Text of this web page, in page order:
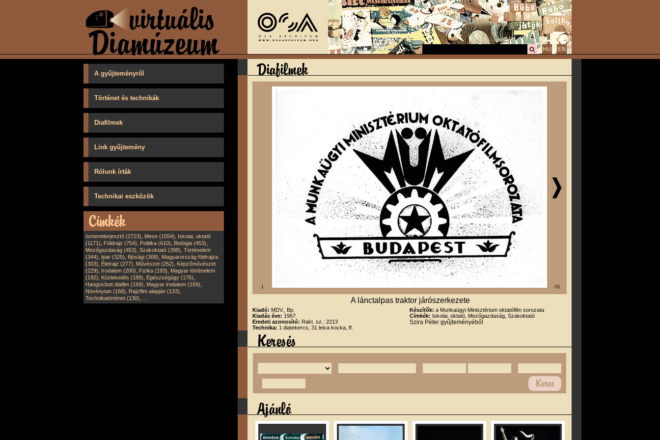
A gyűjteményről
Történet és technikák
Diafilmek
Link gyűjtemény
Rólunk írták
Technikai eszközök
Ismeretterjesztő (2723), Mese (1554), Iskolai, oktató
(1171), Földrajz (754), Politika (610), Biológia (453),
Mezőgazdaság (453), Szakoktató (398), Történelem
(344), Ipar (325), Ifjúsági (308), Magyarország földrajza
(303), Életrajz (277), Művészet (252), Képzőművészet
(229), Irodalom (200), Fizika (193), Magyar történelem
(192), Közlekedés (189), Egészségügy (176),
Hangosított diafilm (169), Magyar irodalom (169),
Növénytan (168), Rajzfilm alapján (133),
Technikatörténet (130),
1 /31
A lánctalpas traktor járószerkezete
Kiadó: MDV., Bp.
Kiadás éve: 1967
Eredeti azonosító: Rakt. sz.: 2213
Technika: 1 diatekercs, 31 leica kocka, ff.
Készítők: a Munkaügyi Minisztérium oktatófilm sorozata
Címkék: Iskolai, oktató, Mezőgazdaság, Szakoktató
Szira Péter gyűjteményéből